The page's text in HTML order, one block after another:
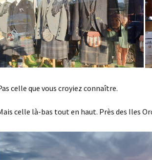
celle que vous croyiez connaître.
celle là-bas tout en haut. Près des Iles